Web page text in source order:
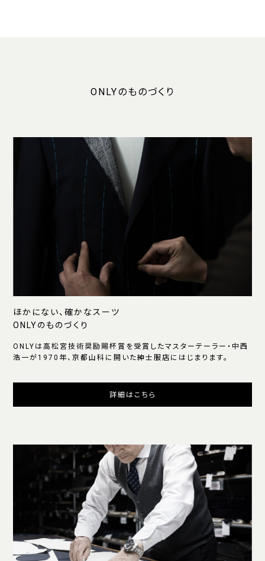
ONLYのものづくり
ほかにない、確かなスーツ
ONLYのものづくり
ONLYは高松宮技術奨励賜杯賞を受賞したマスターテーラー・中西
浩一が1970年、京都山科に開いた紳士服店にはじまります。
詳細はこちら